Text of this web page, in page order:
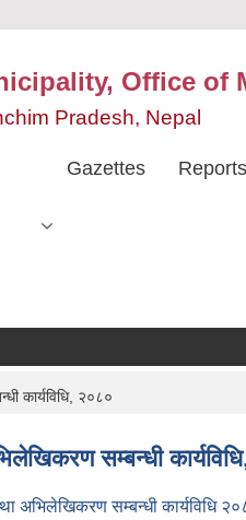
Office of
Pradesh, Nepal
Gazettes Reports
कार्यविधि, २०८०
सम्बन्धी
अभिलेखिकरण सम्बन्धी कार्यविधि